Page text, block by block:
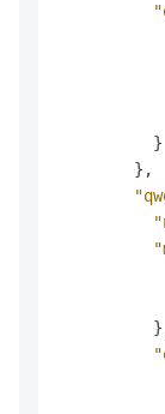
}
} ,
}